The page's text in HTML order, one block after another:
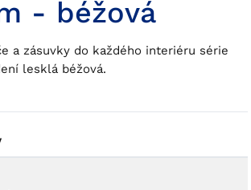
- béžová
a zásuvky do každého interiéru série
lesklá béžová.